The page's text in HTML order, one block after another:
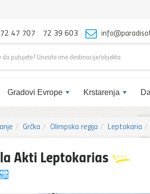
Gradovi Evrope Krstarenja
72 47 707 72 39 603
Grčka Olimpska regija Leptokaria
Akti Leptokarias